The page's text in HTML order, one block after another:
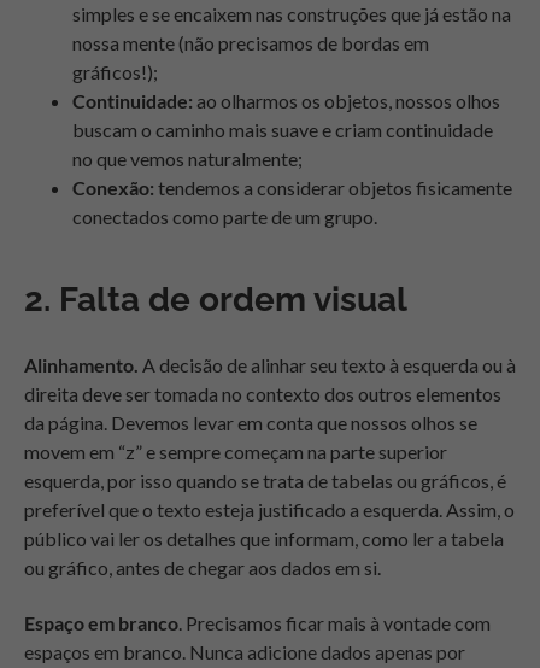
simples e se encaixem nas construções que já estão na
nossa mente (não precisamos de bordas em
gráficos!);
Continuidade: ao olharmos os objetos, nossos olhos
buscam o caminho mais suave e criam continuidade
no que vemos naturalmente;
Conexão: tendemos a considerar objetos fisicamente
conectados como parte de um grupo.
2. Falta de ordem visual
Alinhamento. A decisão de alinhar seu texto à esquerda ou à
direita deve ser tomada no contexto dos outros elementos
da página. Devemos levar em conta que nossos olhos se
movem em “z” e sempre começam na parte superior
esquerda, por isso quando se trata de tabelas ou gráficos, é
preferível que o texto esteja justificado a esquerda. Assim, o
público vai ler os detalhes que informam, como ler a tabela
ou gráfico, antes de chegar aos dados em si.
Espaço em branco. Precisamos ficar mais à vontade com
espaços em branco. Nunca adicione dados apenas por